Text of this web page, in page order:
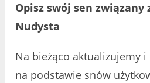
Opisz swój sen związany
Nudysta
Na bieżąco aktualizujemy
na podstawie snów